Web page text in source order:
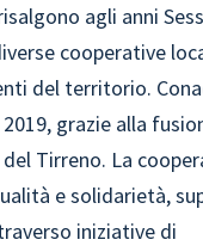
agli anni
cooperative
del territorio.
grazie alla
Tirreno. La
e solidarietà,
iniziative di